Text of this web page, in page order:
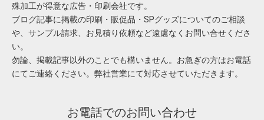
殊加工が得意な広告・印刷会社です。
ブログ記事に掲載の印刷・販促品・SPグッズについてのご相談
や、サンプル請求、お見積り依頼など遠慮なくお問い合せくださ
い。
勿論、掲載記事以外のことでも構いません。お急ぎの方はお電話
にてご連絡ください。弊社営業にて対応させていただきます。
お電話でのお問い合わせ